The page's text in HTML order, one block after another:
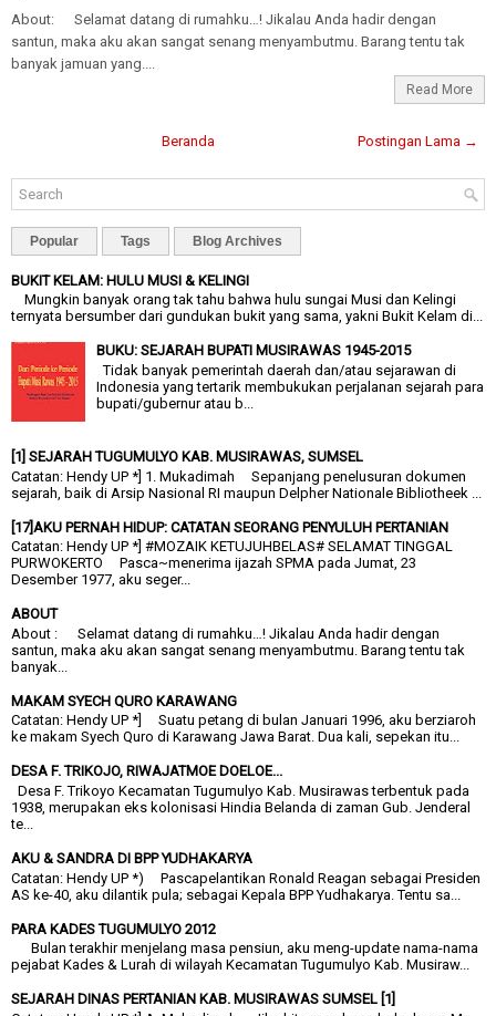
About: Selamat datang di rumahku…! Jikalau Anda hadir dengan
santun, maka aku akan sangat senang menyambutmu. Barang tentu tak
banyak jamuan yang....
Read More
Postingan Lama →
Beranda
Popular Tags Blog Archives
BUKIT KELAM: HULU MUSI & KELINGI
Mungkin banyak orang tak tahu bahwa hulu sungai Musi dan Kelingi
ternyata bersumber dari gundukan bukit yang sama, yakni Bukit Kelam di...
BUKU: SEJARAH BUPATI MUSIRAWAS 1945-2015
Tidak banyak pemerintah daerah dan/atau sejarawan di
Indonesia yang tertarik membukukan perjalanan sejarah para
bupati/gubernur atau b...
[1] SEJARAH TUGUMULYO KAB. MUSIRAWAS, SUMSEL
Catatan: Hendy UP *] 1. Mukadimah Sepanjang penelusuran dokumen
sejarah, baik di Arsip Nasional RI maupun Delpher Nationale Bibliotheek ...
[17]AKU PERNAH HIDUP: CATATAN SEORANG PENYULUH PERTANIAN
Catatan: Hendy UP *] #MOZAIK KETUJUHBELAS# SELAMAT TINGGAL
PURWOKERTO Pasca~menerima ijazah SPMA pada Jumat, 23
Desember 1977, aku seger...
ABOUT
About : Selamat datang di rumahku…! Jikalau Anda hadir dengan
santun, maka aku akan sangat senang menyambutmu. Barang tentu tak
banyak...
MAKAM SYECH QURO KARAWANG
Catatan: Hendy UP *] Suatu petang di bulan Januari 1996, aku berziaroh
ke makam Syech Quro di Karawang Jawa Barat. Dua kali, sepekan itu...
DESA F. TRIKOJO, RIWAJATMOE DOELOE...
Desa F. Trikoyo Kecamatan Tugumulyo Kab. Musirawas terbentuk pada
1938, merupakan eks kolonisasi Hindia Belanda di zaman Gub. Jenderal
te...
AKU & SANDRA DI BPP YUDHAKARYA
Catatan: Hendy UP *) Pascapelantikan Ronald Reagan sebagai Presiden
AS ke-40, aku dilantik pula; sebagai Kepala BPP Yudhakarya. Tentu sa...
PARA KADES TUGUMULYO 2012
Bulan terakhir menjelang masa pensiun, aku meng-update nama-nama
pejabat Kades & Lurah di wilayah Kecamatan Tugumulyo Kab. Musiraw...
SEJARAH DINAS PERTANIAN KAB. MUSIRAWAS SUMSEL [1]